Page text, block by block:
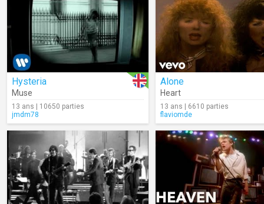
Hysteria
Muse
13 ans | 10650 parties
jmdm78
Alone
Heart
13 ans | 6610 parties
flaviomde